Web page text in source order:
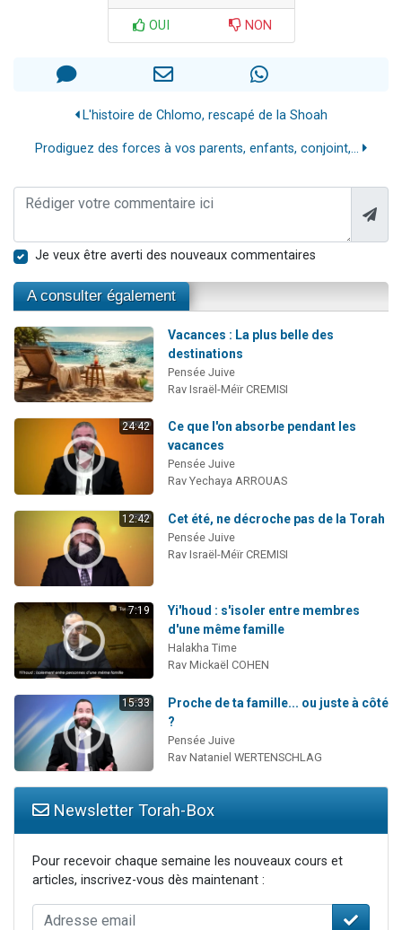
OUI NON
L'histoire de Chlomo, rescapé de la Shoah
Prodiguez des forces à vos parents, enfants, conjoint,...
Je veux être averti des nouveaux commentaires
A consulter également
Vacances : La plus belle des
destinations
Pensée Juive
Rav Israël-Méïr CREMISI
24:42
Ce que l'on absorbe pendant les
vacances
Pensée Juive
Rav Yechaya ARROUAS
12:42 Cet été, ne décroche pas de la Torah
Pensée Juive
Rav Israël-Méïr CREMISI
7:19
Yi'houd : s'isoler entre membres
d'une même famille
Halakha Time
Rav Mickaël COHEN
15:33
Proche de ta famille... ou juste à côté
?
Pensée Juive
Rav Nataniel WERTENSCHLAG
Newsletter Torah-Box
Pour recevoir chaque semaine les nouveaux cours et
articles, inscrivez-vous dès maintenant :